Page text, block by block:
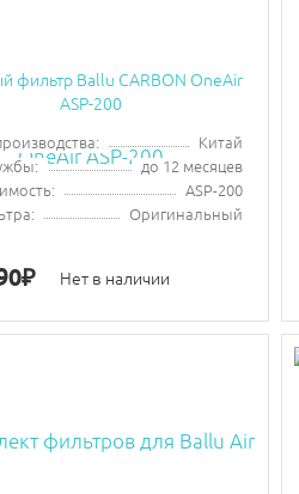
фильтр Ballu CARBON OneAir
ASP-200
Китай
до 12 месяцев
ASP-200
Оригинальный
₽ Нет в наличии